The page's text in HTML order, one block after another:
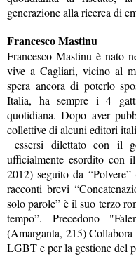
generazione alla ricerca di
Francesco Mastinu
Francesco Mastinu è nato
vive a Cagliari, vicino al
spera ancora di poterlo
Italia, ha sempre i 4
quotidiana. Dopo aver
collettive di alcuni editori
essersi dilettato con il
ufficialmente esordito con
2012) seguito da
racconti brevi
solo parole” è il suo terzo
tempo”. Precedono
(Amarganta, 215)
LGBT e per la gestione del